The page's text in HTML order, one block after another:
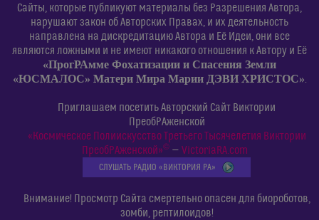
Сайты, которые публикуют материалы без Разрешения Автора,
нарушают закон об Авторских Правах, и их деятельность
направлена на дискредитацию Автора и Её Идеи, они все
являются ложными и не имеют никакого отношения к Автору и Её
«ПрогРАмме Фохатизации и Спасения Земли
«ЮСМАЛОС» Матери Мира Марии ДЭВИ ХРИСТОС».
Приглашаем посетить Авторский Сайт Виктории
ПреобРАженской
«Космическое Полиискусство Третьего Тысячелетия Виктории
ПреобРАженской»©— VictoriaRA.com
СЛУШАТЬ РАДИО «ВИКТОРИЯ РА»
Внимание! Просмотр Сайта смертельно опасен для биороботов,
зомби, рептилоидов!